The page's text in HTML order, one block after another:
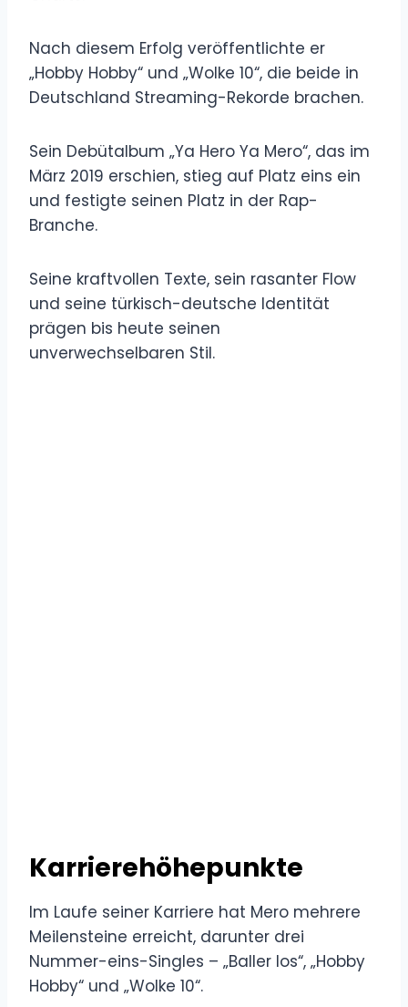
Nach diesem Erfolg veröffentlichte er
„Hobby Hobby“ und „Wolke 10“, die beide in
Deutschland Streaming-Rekorde brachen.
Sein Debütalbum „Ya Hero Ya Mero“, das im
März 2019 erschien, stieg auf Platz eins ein
und festigte seinen Platz in der Rap-
Branche.
Seine kraftvollen Texte, sein rasanter Flow
und seine türkisch-deutsche Identität
prägen bis heute seinen
unverwechselbaren Stil.
Karrierehöhepunkte
Im Laufe seiner Karriere hat Mero mehrere
Meilensteine ​​erreicht, darunter drei
Nummer-eins-Singles – „Baller los“, „Hobby
Hobby“ und „Wolke 10“.